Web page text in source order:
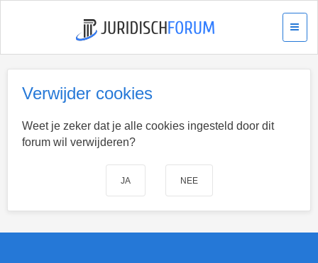
Verwijder cookies
Weet je zeker dat je alle cookies ingesteld door dit
forum wil verwijderen?